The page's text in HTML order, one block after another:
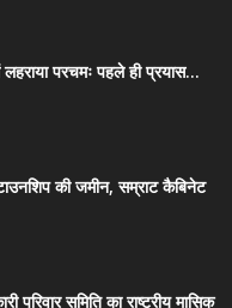
परचमः पहले ही प्रयास...
की जमीन, सम्राट कैबिनेट
परिवार समिति का राष्ट्रीय मासिक